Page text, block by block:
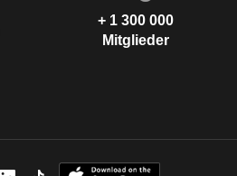
+ 1 300 000
Mitglieder